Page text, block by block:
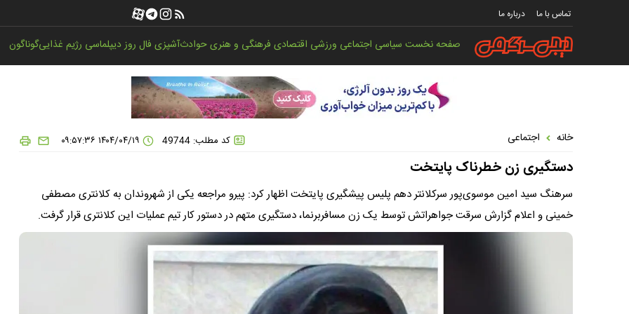
تماس با ما درباره ما
صفحه نخستسیاسی اجتماعی ورزشی اقتصادیفرهنگی و هنریحوادثآشپزیفال روزدیپلماسی رژیم غذاییگوناگون
خانه اجتماعی کد مطلب: 49744
دستگیری زن خطرناک پایتخت
سرهنگ سید امین موسوی‌پور سرکلانتر دهم پلیس پیشگیری پایتخت اظهار کرد: پیرو مراجعه یکی از شهروندان به کلانتری مصطفی
خمینی و اعلام گزارش سرقت جواهراتش توسط یک زن مسافربرنما، دستگیری متهم در دستور کار تیم عملیات این کلانتری قرار گرفت.